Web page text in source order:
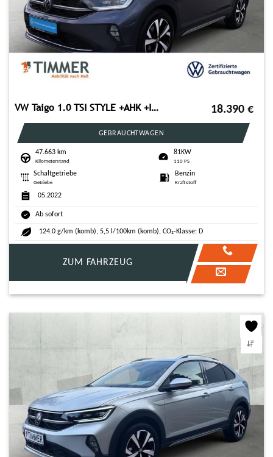
VW Taigo 1.0 TSI STYLE +AHK +IQ-LIGHT +ACC +RKAM +V 18.390 €
GEBRAUCHTWAGEN
47.663 km
Kilometerstand
81KW
110 PS
Schaltgetriebe
Getriebe
Benzin
Kraftstoff
05.2022
Ab sofort
124.0 g/km (komb), 5,5 l/100km (komb), CO₂-Klasse: D
ZUM FAHRZEUG